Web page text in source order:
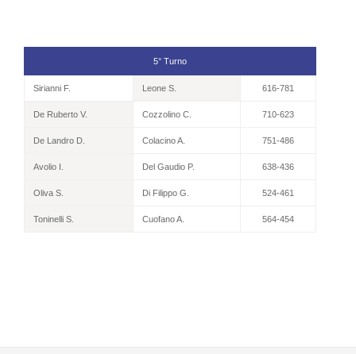
5° Turno
Sirianni F. Leone S. 616-781
De Ruberto V. Cozzolino C. 710-623
De Landro D. Colacino A. 751-486
Avolio I. Del Gaudio P. 638-436
Oliva S. Di Filippo G. 524-461
Toninelli S. Cuofano A. 564-454